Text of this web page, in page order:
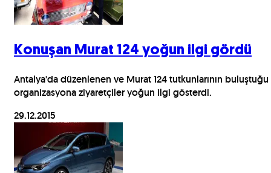
Konuşan Murat 124 yoğun ilgi gördü
Antalya'da düzenlenen ve Murat 124 tutkunlarının buluştuğu
organizasyona ziyaretçiler yoğun ilgi gösterdi.
29.12.2015